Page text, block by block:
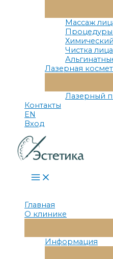
Массаж
Процедуры
Чистка лица
Лазерная
Лазерный
Контакты
EN
Вход
Main
Menu
Главная
О клинике
Информация